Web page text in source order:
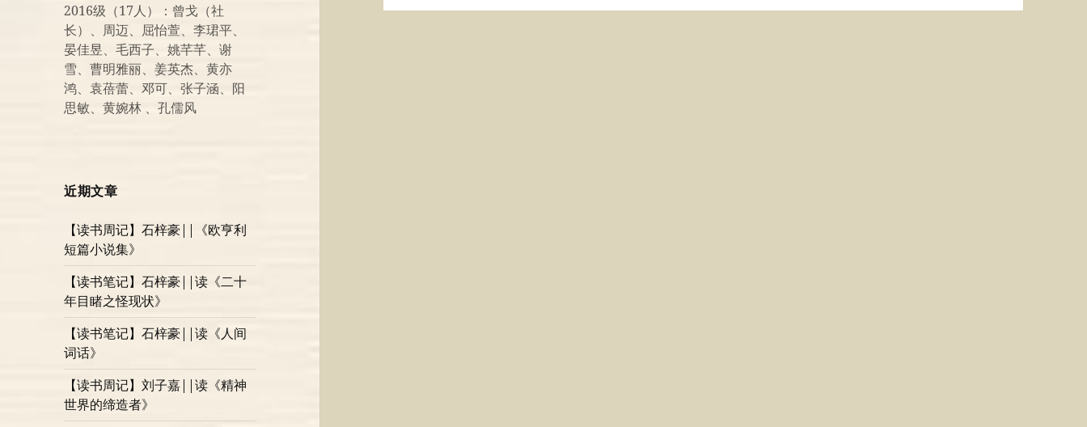
2016级（17人）：曾戈（社
长）、周迈、屈怡萱、李珺平、
晏佳昱、毛西子、姚芊芊、谢
雪、曹明雅丽、姜英杰、黄亦
鸿、袁蓓蕾、邓可、张子涵、阳
思敏、黄婉林 、孔儒风
近期文章
【读书周记】石梓豪||《欧亨利
短篇小说集》
【读书笔记】石梓豪||读《二十
年目睹之怪现状》
【读书笔记】石梓豪||读《人间
词话》
【读书周记】刘子嘉||读《精神
世界的缔造者》